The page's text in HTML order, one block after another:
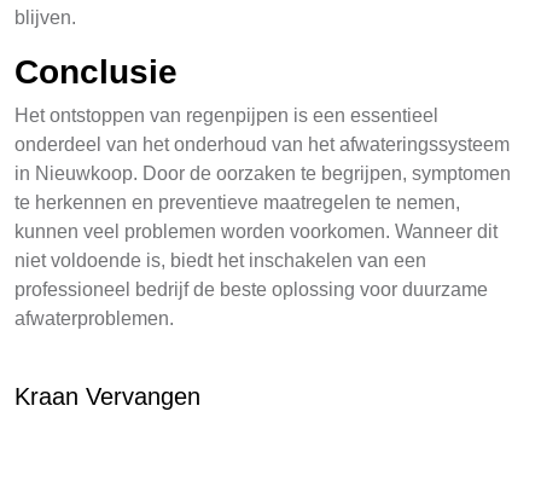
blijven.
Conclusie
Het ontstoppen van regenpijpen is een essentieel
onderdeel van het onderhoud van het afwateringssysteem
in Nieuwkoop. Door de oorzaken te begrijpen, symptomen
te herkennen en preventieve maatregelen te nemen,
kunnen veel problemen worden voorkomen. Wanneer dit
niet voldoende is, biedt het inschakelen van een
professioneel bedrijf de beste oplossing voor duurzame
afwaterproblemen.
Kraan Vervangen